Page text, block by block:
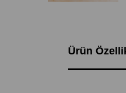
Ürün